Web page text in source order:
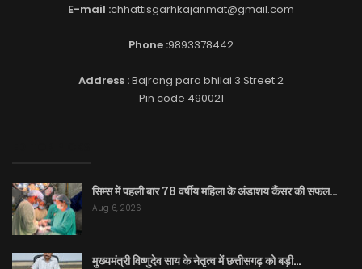
E-mail :chhattisgarhkajanmat@gmail.com
Phone :9893378442
Address :Bajrang para bhilai 3 Street 2
Pin code 490021
सिम्स में पहली बार 78 वर्षीय महिला के अंडाशय कैंसर की सफल…
Aug 6, 2026
मुख्यमंत्री विष्णुदेव साय के नेतृत्व में छत्तीसगढ़ को बड़ी…